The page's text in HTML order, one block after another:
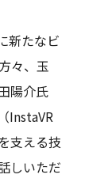
新たなビ
々、玉
陽介氏
InstaVR
支える技
しいただ